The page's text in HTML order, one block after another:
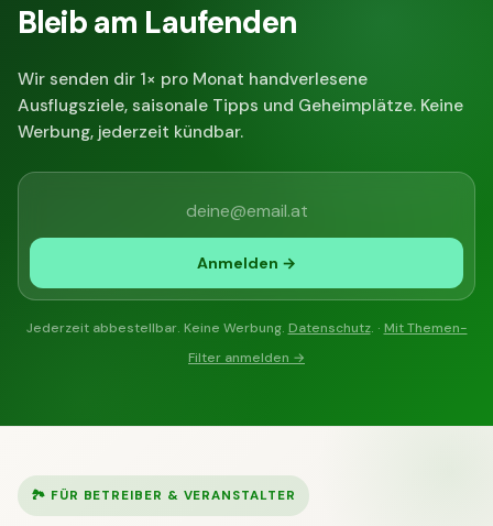
Bleib am Laufenden
Wir senden dir 1× pro Monat handverlesene
Ausflugsziele, saisonale Tipps und Geheimplätze. Keine
Werbung, jederzeit kündbar.
Anmelden →
Jederzeit abbestellbar. Keine Werbung. Datenschutz. · Mit Themen-
Filter anmelden →
🏞 FÜR BETREIBER & VERANSTALTER